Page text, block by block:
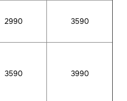
2990 3590
3590 3990